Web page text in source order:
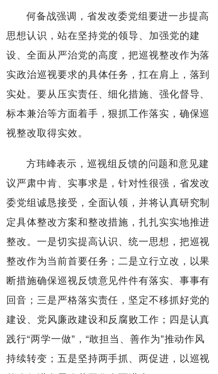
何备战强调，省发改委党组要进一步提高
思想认识，站在坚持党的领导、加强党的建
设、全面从严治党的高度，把巡视整改作为落
实政治巡视要求的具体任务，扛在肩上，落到
实处。要从压实责任、细化措施、强化督导、
标本兼治等方面着手，狠抓工作落实，确保巡
视整改取得实效。
方玮峰表示，巡视组反馈的问题和意见建
议严肃中肯、实事求是，针对性很强，省发改
委党组诚恳接受，全面认领，并将认真研究制
定具体整改方案和整改措施，扎扎实实地推进
整改。一是切实提高认识、统一思想，把巡视
整改作为当前首要任务；二是立行立改，以果
断措施确保巡视反馈意见件件有落实、事事有
回音；三是严格落实责任，坚定不移抓好党的
建设、党风廉政建设和反腐败工作；四是认真
践行“两学一做”，“敢担当、善作为”推动作风
持续转变；五是坚持两手抓、两促进，以巡视